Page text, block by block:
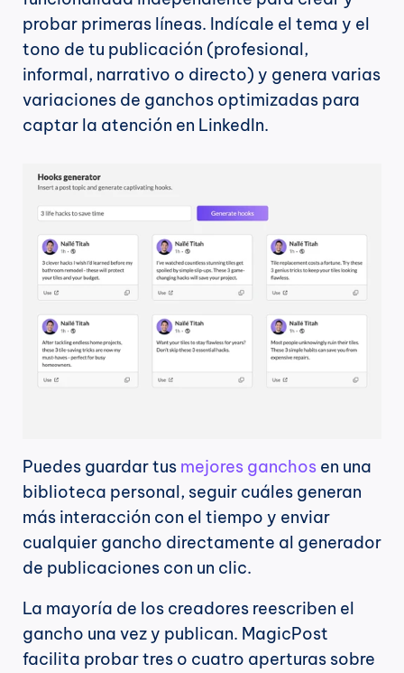
probar primeras líneas. Indícale el tema y el
tono de tu publicación (profesional,
informal, narrativo o directo) y genera varias
variaciones de ganchos optimizadas para
captar la atención en LinkedIn.
Puedes guardar tus mejores ganchos en una
biblioteca personal, seguir cuáles generan
más interacción con el tiempo y enviar
cualquier gancho directamente al generador
de publicaciones con un clic.
La mayoría de los creadores reescriben el
gancho una vez y publican. MagicPost
facilita probar tres o cuatro aperturas sobre